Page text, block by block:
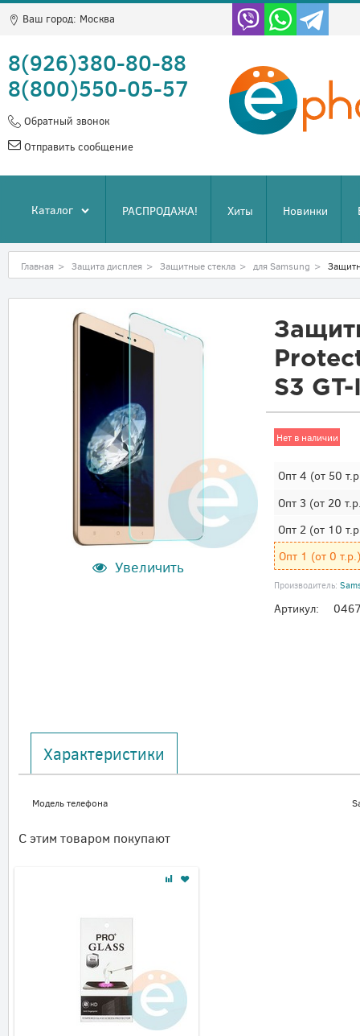
Ваш город: Москва
8(926)380-80-88
8(800)550-05-57
Обратный звонок
Отправить сообщение
Каталог РАСПРОДАЖА! Хиты Новинки
Главная > Защита дисплея > Защитные стекла > для Samsung >
Увеличить
S3
Нет в наличии
Опт 4 (от 50
Опт 3 (от 20
Опт 2(от 10
Опт 1 (от 0 т.р.)
Производитель:
Артикул:
Характеристики
Модель телефона
С этим товаром покупают